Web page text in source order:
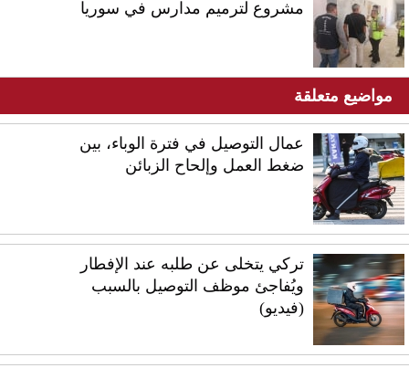
مشروع لترميم مدارس في سوريا
مواضيع متعلقة
عمال التوصيل في فترة الوباء، بين
ضغط العمل وإلحاح الزبائن
تركي يتخلى عن طلبه عند الإفطار
ويُفاجئ موظف التوصيل بالسبب
(فيديو)